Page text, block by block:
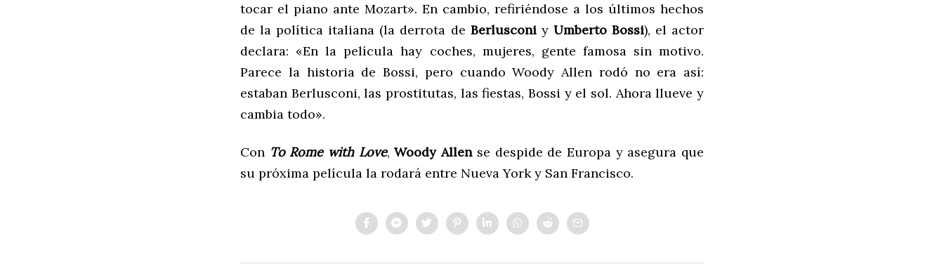
tocar el piano ante Mozart». En cambio, refiriéndose a los últimos hechos
de la política italiana (la derrota de Berlusconiy Umberto Bossi), el actor
declara: «En la película hay coches, mujeres, gente famosa sin motivo.
Parece la historia de Bossi, pero cuando Woody Allen rodó no era así:
estaban Berlusconi, las prostitutas, las fiestas, Bossi y el sol. Ahora llueve y
cambia todo».
Con To Rome with Love,Woody Allense despide de Europa y asegura que
su próxima película la rodará entre Nueva York y San Francisco.